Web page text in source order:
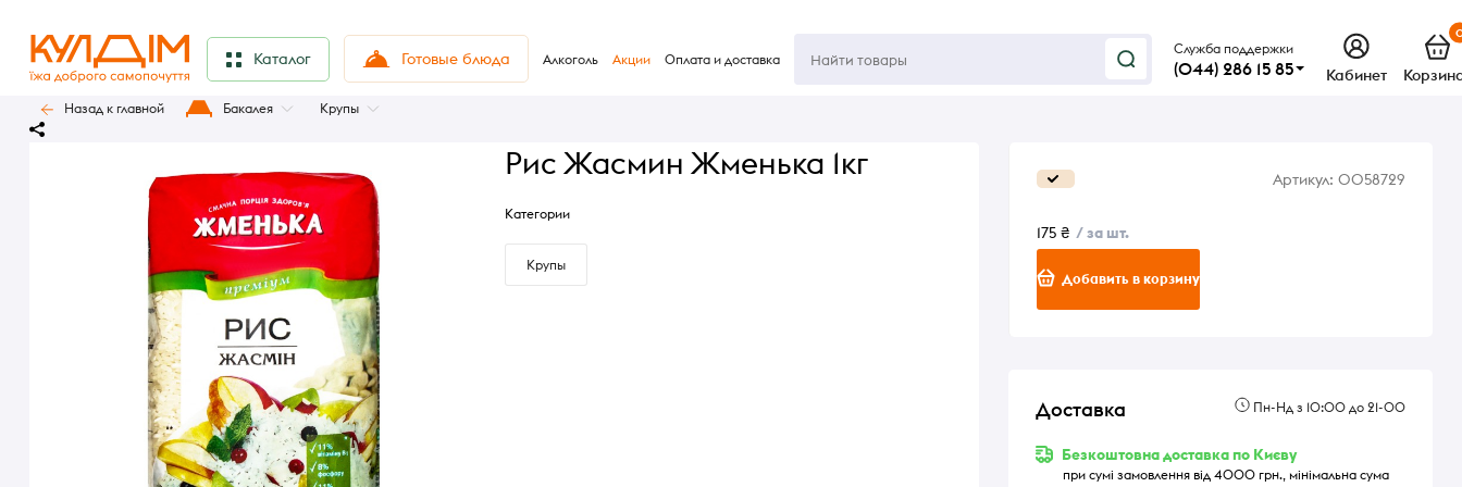
Каталог Готовые блюда Алкоголь Акции Оплата и доставка
Служба поддержки
(044) 286 15 85 Кабинет
Назад к главной Бакалея Крупы
Рис Жасмин Жменька 1кг
Категории
Крупы
Артикул: 0058729
175 ₴ / за шт.
Добавить в корзину
Доставка Пн-Нд з 10:00 до 21-00
Безкоштовна доставка по Києву
при сумі замовлення від 4000 грн., мінімальна сума